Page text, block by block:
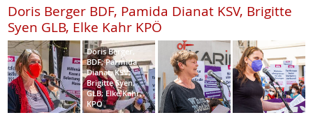
Doris Berger BDF, Pamida Dianat KSV, Brigitte
Syen GLB, Elke Kahr KPÖ
Doris Berger,
BDF; Parmida
Dianat, KSV;
Brigitte Syen,
GLB; Elke Kahr,
KPÖ